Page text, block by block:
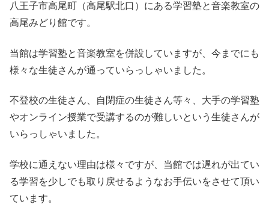
八王子市高尾町（高尾駅北口）にある学習塾と音楽教室の
高尾みどり館です。
当館は学習塾と音楽教室を併設していますが、今までにも
様々な生徒さんが通っていらっしゃいました。
不登校の生徒さん、自閉症の生徒さん等々、大手の学習塾
やオンライン授業で受講するのが難しいという生徒さんが
いらっしゃいました。
学校に通えない理由は様々ですが、当館では遅れが出てい
る学習を少しでも取り戻せるようなお手伝いをさせて頂い
ています。